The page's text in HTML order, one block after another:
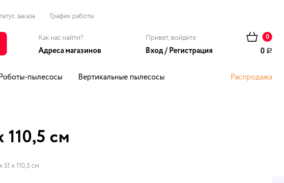
0
0 Р
Привет, войдите
Вход/ Регистрация
заказа График работы
Как нас найти?
Адреса магазинов
Роботы-пылесосы
Вертикальные пылесосы
Распродажа
110,5 см
x 110,5 см